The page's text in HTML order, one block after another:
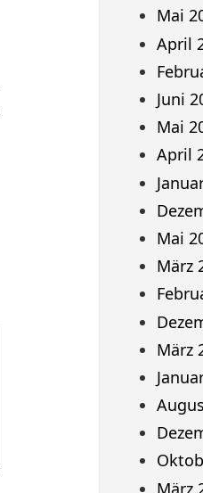
Mai
April
Juni
Mai
April
Mai
März
März
März